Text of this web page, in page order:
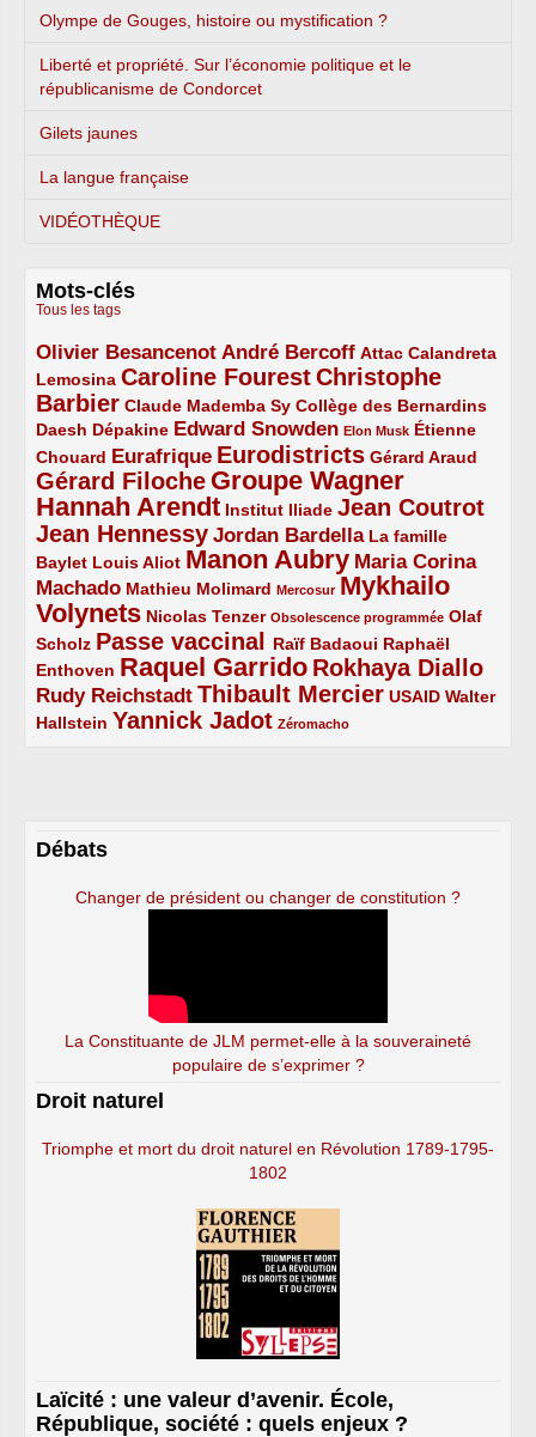
Olympe de Gouges, histoire ou mystification ?
Liberté et propriété. Sur l’économie politique et le
républicanisme de Condorcet
Gilets jaunes
La langue française
VIDÉOTHÈQUE
Mots-clés
Tous les tags
Olivier Besancenot
3/5 André Bercoff
3/5 Attac
2/5
Calandreta
Lemosina
2/5 Caroline Fourest
4/5
Christophe
Barbier
4/5 Claude Mademba Sy
2/5 Collège des Bernardins
2/5
Daesh
2/5 Dépakine
2/5 Edward Snowden
3/5 Elon Musk
1/5
Étienne
Chouard
2/5 Eurafrique
3/5 Eurodistricts
4/5 Gérard Araud
2/5
Gérard Filoche
4/5 Groupe Wagner
5/5
Hannah Arendt
5/5 Institut Iliade
2/5 Jean Coutrot
4/5
Jean Hennessy
4/5 Jordan Bardella
3/5
La famille
Baylet
2/5 Louis Aliot
2/5 Manon Aubry
5/5
Maria Corina
Machado
3/5 Mathieu Molimard
2/5 Mercosur
1/5
Mykhailo
Volynets
5/5 Nicolas Tenzer
2/5 Obsolescence programmée
1/5
Olaf
Scholz
2/5 Passe vaccinal
4/5 Raïf Badaoui
2/5
Raphaël
Enthoven
2/5 Raquel Garrido
5/5 Rokhaya Diallo
4/5
Rudy Reichstadt
3/5 Thibault Mercier
4/5 USAID
2/5
Walter
Hallstein
2/5 Yannick Jadot
4/5 Zéromacho
1/5
Débats
Changer de président ou changer de constitution ?
La Constituante de JLM permet-elle à la souveraineté
populaire de s’exprimer ?
Droit naturel
Triomphe et mort du droit naturel en Révolution 1789-1795-
1802
Laïcité : une valeur d’avenir. École,
République, société : quels enjeux ?